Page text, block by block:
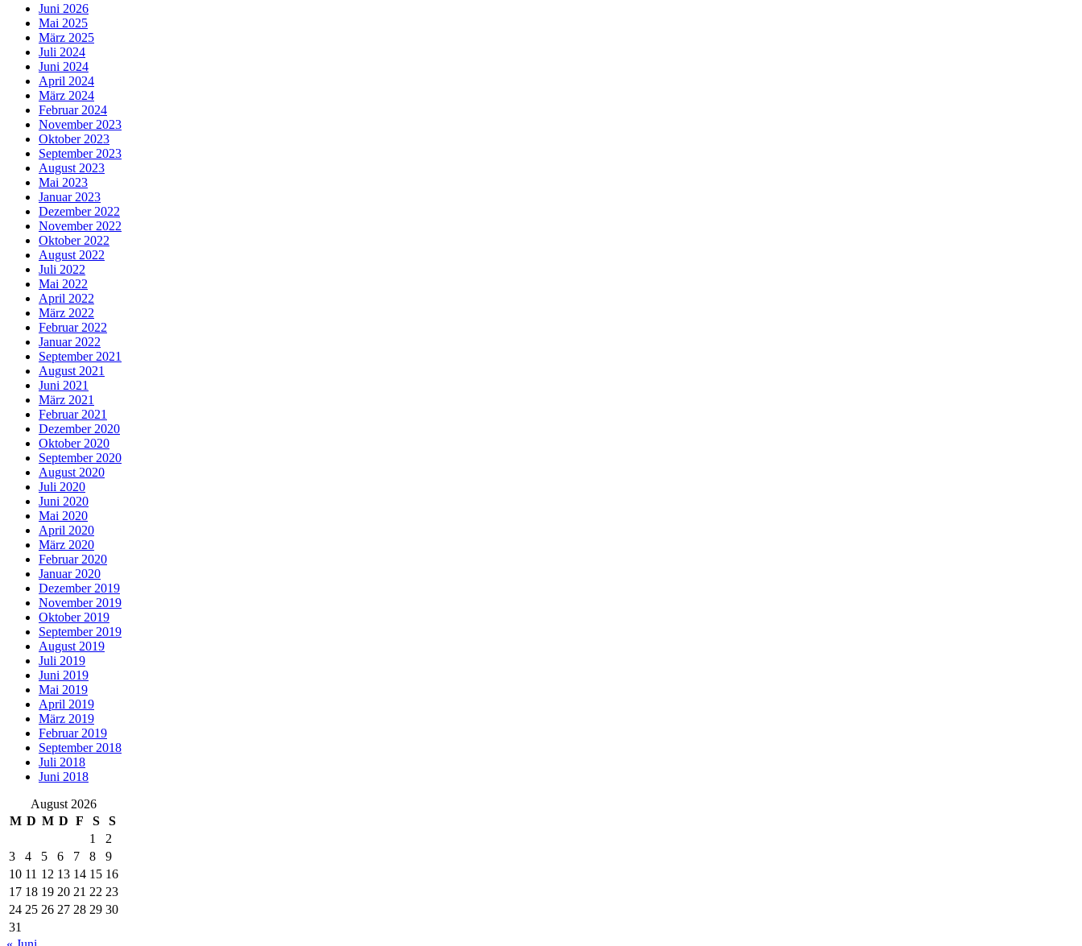
Juni 2026
Mai 2025
März 2025
Juli 2024
Juni 2024
April 2024
März 2024
Februar 2024
November 2023
Oktober 2023
September 2023
August 2023
Mai 2023
Januar 2023
Dezember 2022
November 2022
Oktober 2022
August 2022
Juli 2022
Mai 2022
April 2022
März 2022
Februar 2022
Januar 2022
September 2021
August 2021
Juni 2021
März 2021
Februar 2021
Dezember 2020
Oktober 2020
September 2020
August 2020
Juli 2020
Juni 2020
Mai 2020
April 2020
März 2020
Februar 2020
Januar 2020
Dezember 2019
November 2019
Oktober 2019
September 2019
August 2019
Juli 2019
Juni 2019
Mai 2019
April 2019
März 2019
Februar 2019
September 2018
Juli 2018
Juni 2018
August 2026
M D M D F S
S
1
2
3
4 5 6 7 8
9
10 11 12 13 14 15 16
17 18 19 20 21 22 23
24 25 26 27 28 29 30
31